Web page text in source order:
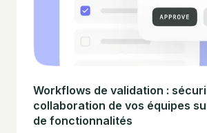
Workflows de validation :
collaboration de vos équipes
de fonctionnalités